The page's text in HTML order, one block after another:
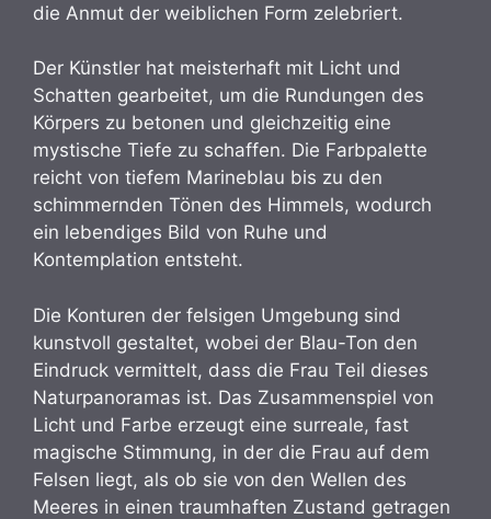
die Anmut der weiblichen Form zelebriert.
Der Künstler hat meisterhaft mit Licht und
Schatten gearbeitet, um die Rundungen des
Körpers zu betonen und gleichzeitig eine
mystische Tiefe zu schaffen. Die Farbpalette
reicht von tiefem Marineblau bis zu den
schimmernden Tönen des Himmels, wodurch
ein lebendiges Bild von Ruhe und
Kontemplation entsteht.
Die Konturen der felsigen Umgebung sind
kunstvoll gestaltet, wobei der Blau-Ton den
Eindruck vermittelt, dass die Frau Teil dieses
Naturpanoramas ist. Das Zusammenspiel von
Licht und Farbe erzeugt eine surreale, fast
magische Stimmung, in der die Frau auf dem
Felsen liegt, als ob sie von den Wellen des
Meeres in einen traumhaften Zustand getragen